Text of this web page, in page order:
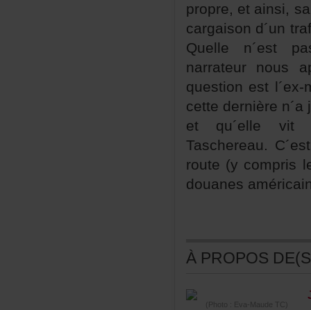
(Photo:Eva-MaudeTC)